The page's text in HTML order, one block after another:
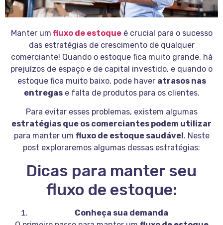
Manter um fluxo de estoqueé crucial para o sucesso
das estratégias de crescimento de qualquer
comerciante! Quando o estoque fica muito grande, há
prejuízos de espaço e de capital investido, e quando o
estoque fica muito baixo, pode haver atrasos nas
entregase falta de produtos para os clientes.
Para evitar esses problemas, existem algumas
estratégias que os comerciantes podem utilizar
para manter um fluxo de estoque saudável . Neste
post exploraremos algumas dessas estratégias:
Dicas para manter seu
fluxo de estoque:
Conheça sua demanda